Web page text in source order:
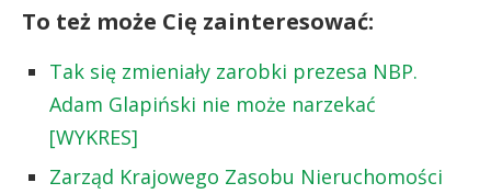
To też może Cię zainteresować:
Tak się zmieniały zarobki prezesa NBP.
Adam Glapiński nie może narzekać
[WYKRES]
Zarząd Krajowego Zasobu Nieruchomości